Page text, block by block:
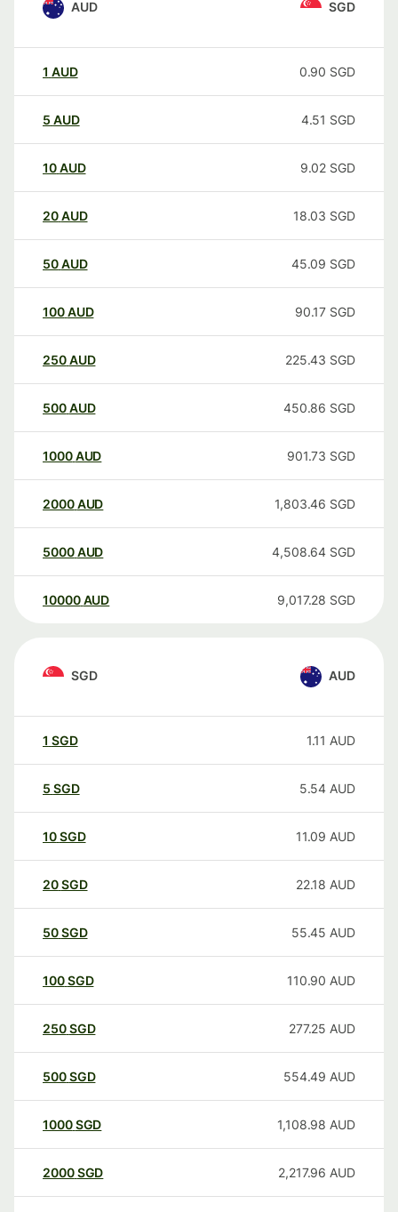
AUD SGD
1 AUD 0.90 SGD
5 AUD 4.51 SGD
10AUD 9.02 SGD
20AUD 18.03 SGD
50AUD 45.09 SGD
100AUD 90.17 SGD
250AUD 225.43 SGD
500AUD 450.86 SGD
1000AUD 901.73 SGD
2000AUD 1,803.46 SGD
5000AUD 4,508.64 SGD
10000 AUD 9,017.28 SGD
SGD AUD
1 SGD 1.11 AUD
5 SGD 5.54 AUD
10SGD 11.09 AUD
20SGD 22.18 AUD
50SGD 55.45 AUD
100SGD 110.90 AUD
250SGD 277.25 AUD
500SGD 554.49 AUD
1000SGD 1,108.98 AUD
2000SGD 2,217.96 AUD